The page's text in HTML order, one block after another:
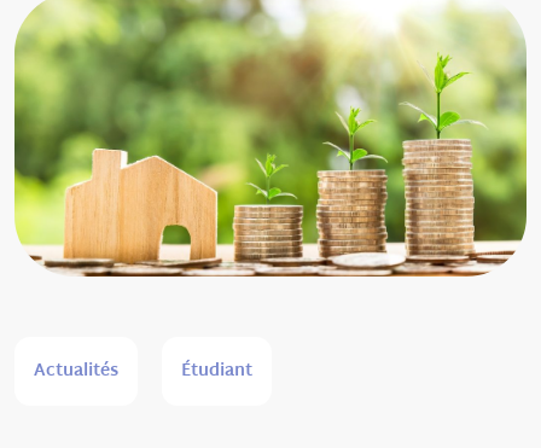
Actualités Étudiant